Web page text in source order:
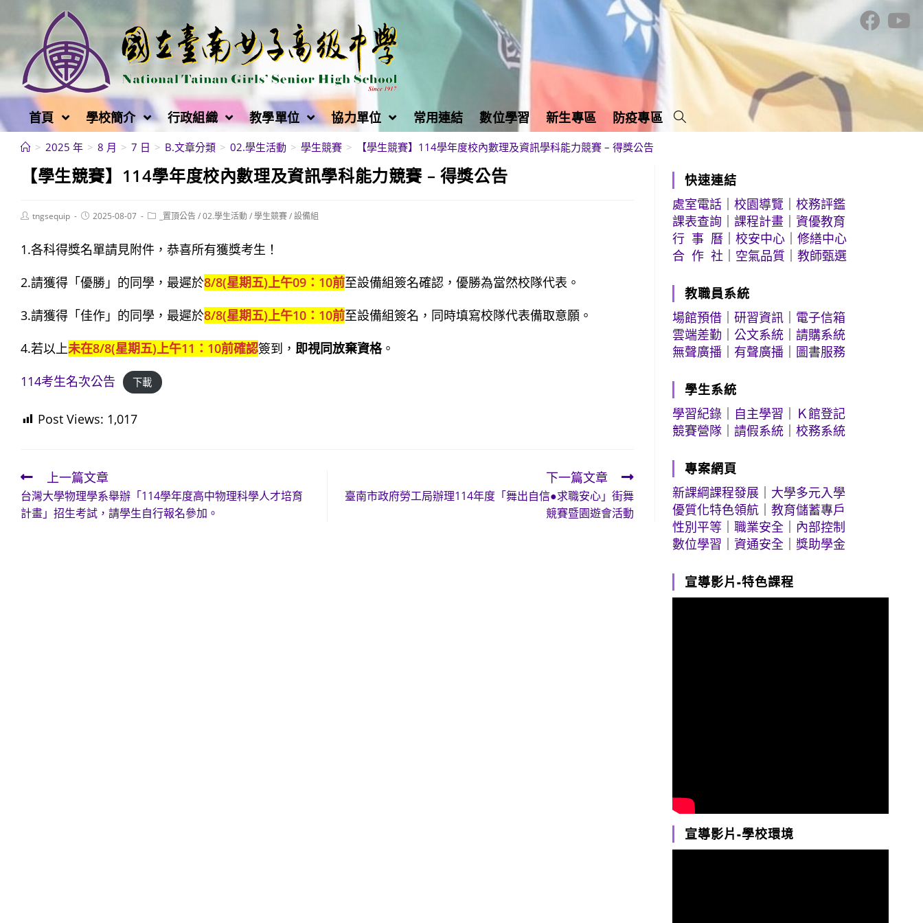
轉
至
容
首頁 學校簡介 行政組織 教學單位 協力單位 常用連結 數位學習 新生專區 防疫專區
> 2025 年 > 8 月 > 7 日 > B.文章分類 > 02.學生活動 > 學生競賽 > 【學生競賽】114學年度校內數理及資訊學科能力競賽 – 得獎公告
【學生競賽】114學年度校內數理及資訊學科能力競賽 – 得獎公告
Posttngsequip
Post2025-08-07
Post _置頂公告/02.學生活動/學生競賽/設備組
1.各科得獎名單請見附件，恭喜所有獲獎考生！
2.請獲得「優勝」的同學，最遲於8/8(星期五)上午09：10前至設備組簽名確認，優勝為當然校隊代表。
3.請獲得「佳作」的同學，最遲於8/8(星期五)上午10：10前至設備組簽名，同時填寫校隊代表備取意願。
4.若以上未在8/8(星期五)上午11：10前確認簽到， 即視同放棄資格。
114考生名次公告
下載
Post Views: 1,017
Read
more
articles
上一篇文章
台灣大學物理學系舉辦「114學年度高中物理科學人才培育
計畫」招生考試，請學生自行報名參加。
下一篇文章
臺南市政府勞工局辦理114年度「舞出自信●求職安心」街舞
競賽暨園遊會活動
快速連結
處室電話 ｜校園導覽 ｜校務評鑑
課表查詢 ｜課程計畫 ｜資優教育
行 事 曆 ｜校安中心 ｜修繕中心
合 作 社
空氣品質 ｜教師甄選
教職員系統
場館預借 ｜研習資訊
電子信箱
雲端差勤 ｜公文系統 ｜請購系統
無聲廣播
有聲廣播 圖書服務
學生系統
學習紀錄
自主學習
Ｋ館登記
競賽營隊 ｜請假系統 ｜校務系統
專案網頁
新課綱課程發展
大學多元入學
優質化特色領航 ｜教育儲蓄專戶
性別平等 ｜職業安全
內部控制
數位學習 ｜資通安全 ｜獎助學金
宣導影片-特色課程
宣導影片-學校環境